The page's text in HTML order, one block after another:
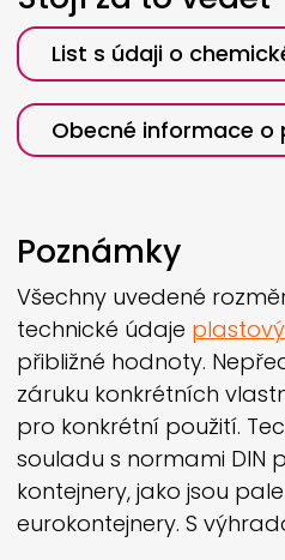
List s údaji o
Obecné informace o
Poznámky
Všechny uvedené
technické údaje
přibližné hodnoty.
záruku konkrétních
pro konkrétní použití.
souladu s normami DIN
kontejnery, jako jsou
eurokontejnery. S